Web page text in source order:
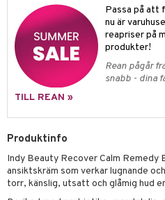
Passa på att
nu är
reapriser på
produkter!
Rean pågår
snabb - dina
TILL REAN »
Produktinfo
Indy Beauty Recover Calm Remedy
ansiktskräm som verkar lugnande
torr, känslig, utsatt och glåmig hud
& Highlighter
Dagcreme
/ Kajal
utan sol
& tvål
Set
spray
& Rumsdoft
de cologne
de parfum
utan sol
utan sol
shave balm
shave lotion